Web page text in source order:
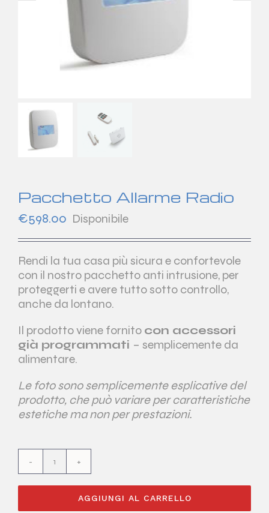
Pacchetto Allarme Radio
€598.00 Disponibile
Rendi la tua casa più sicura e confortevole
con il nostro pacchetto anti intrusione, per
proteggerti e avere tutto sotto controllo,
anche da lontano.
Il prodotto viene fornito con accessori
già programmati – semplicemente da
alimentare.
Le foto sono semplicemente esplicative del
prodotto, che può variare per caratteristiche
estetiche ma non per prestazioni.
Pacchetto
Allarme
RadioAGGIUNGI AL CARRELLO